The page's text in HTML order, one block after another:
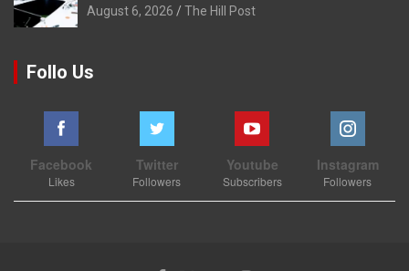
August 6, 2026 The Hill Post
Follo Us
Facebook
Likes
Twitter
Followers
Youtube
Subscribers
Instagram
Followers